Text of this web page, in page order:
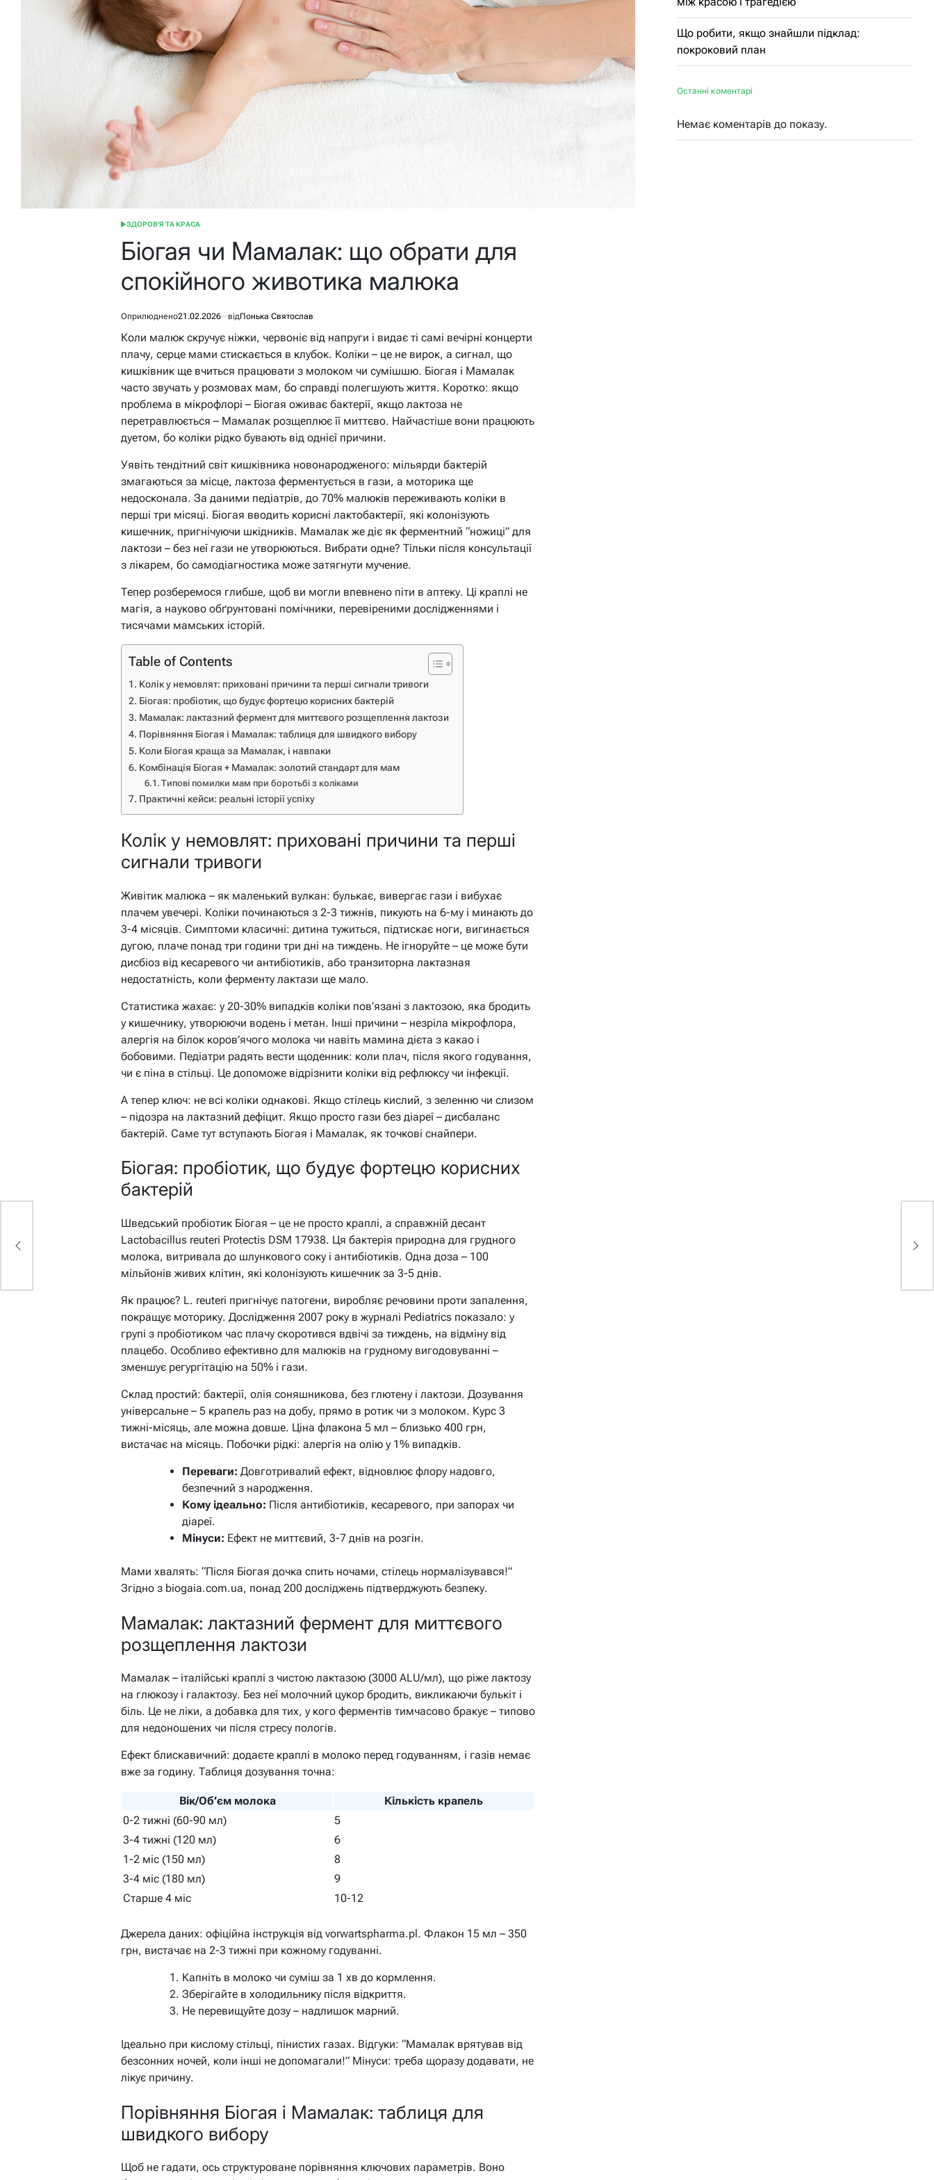
ОПУБЛІКУВАТИ
ЗДОРОВ'Я ТА КРАСА
Біогая чи Мамалак: що обрати для
спокійного животика малюка
Оприлюднено21.02.2026 відПонька Святослав
Коли малюк скручує ніжки, червоніє від напруги і видає ті самі вечірні концерти
плачу, серце мами стискається в клубок. Коліки – це не вирок, а сигнал, що
кишківник ще вчиться працювати з молоком чи сумішшю. Біогая і Мамалак
часто звучать у розмовах мам, бо справді полегшують життя. Коротко: якщо
проблема в мікрофлорі – Біогая оживає бактерії, якщо лактоза не
перетравлюється – Мамалак розщеплює її миттєво. Найчастіше вони працюють
дуетом, бо коліки рідко бувають від однієї причини.
Уявіть тендітний світ кишківника новонародженого: мільярди бактерій
змагаються за місце, лактоза ферментується в гази, а моторика ще
недосконала. За даними педіатрів, до 70% малюків переживають коліки в
перші три місяці. Біогая вводить корисні лактобактерії, які колонізують
кишечник, пригнічуючи шкідників. Мамалак же діє як ферментний “ножиці” для
лактози – без неї гази не утворюються. Вибрати одне? Тільки після консультації
з лікарем, бо самодіагностика може затягнути мучение.
Тепер розберемося глибше, щоб ви могли впевнено піти в аптеку. Ці краплі не
магія, а науково обґрунтовані помічники, перевіреними дослідженнями і
тисячами мамських історій.
Table of Contents
Колік у немовлят: приховані причини та перші сигнали тривоги
Біогая: пробіотик, що будує фортецю корисних бактерій
Мамалак: лактазний фермент для миттєвого розщеплення лактози
Порівняння Біогая і Мамалак: таблиця для швидкого вибору
Коли Біогая краща за Мамалак, і навпаки
Комбінація Біогая + Мамалак: золотий стандарт для мам
Типові помилки мам при боротьбі з коліками
Практичні кейси: реальні історії успіху
Колік у немовлят: приховані причини та перші
сигнали тривоги
Живітик малюка – як маленький вулкан: булькає, вивергає гази і вибухає
плачем увечері. Коліки починаються з 2-3 тижнів, пикують на 6-му і минають до
3-4 місяців. Симптоми класичні: дитина тужиться, підтискає ноги, вигинається
дугою, плаче понад три години три дні на тиждень. Не ігноруйте – це може бути
дисбіоз від кесаревого чи антибіотиків, або транзиторна лактазная
недостатність, коли ферменту лактази ще мало.
Статистика жахає: у 20-30% випадків коліки пов’язані з лактозою, яка бродить
у кишечнику, утворюючи водень і метан. Інші причини – незріла мікрофлора,
алергія на білок коров’ячого молока чи навіть мамина дієта з какао і
бобовими. Педіатри радять вести щоденник: коли плач, після якого годування,
чи є піна в стільці. Це допоможе відрізнити коліки від рефлюксу чи інфекції.
А тепер ключ: не всі коліки однакові. Якщо стілець кислий, з зеленню чи слизом
– підозра на лактазний дефіцит. Якщо просто гази без діареї – дисбаланс
бактерій. Саме тут вступають Біогая і Мамалак, як точкові снайпери.
Біогая: пробіотик, що будує фортецю корисних
бактерій
Шведський пробіотик Біогая – це не просто краплі, а справжній десант
Lactobacillus reuteri Protectis DSM 17938. Ця бактерія природна для грудного
молока, витривала до шлункового соку і антибіотиків. Одна доза – 100
мільйонів живих клітин, які колонізують кишечник за 3-5 днів.
Як працює? L. reuteri пригнічує патогени, виробляє речовини проти запалення,
покращує моторику. Дослідження 2007 року в журналі Pediatrics показало: у
групі з пробіотиком час плачу скоротився вдвічі за тиждень, на відміну від
плацебо. Особливо ефективно для малюків на грудному вигодовуванні –
зменшує регургітацію на 50% і гази.
Склад простий: бактерії, олія соняшникова, без глютену і лактози. Дозування
універсальне – 5 крапель раз на добу, прямо в ротик чи з молоком. Курс 3
тижні-місяць, але можна довше. Ціна флакона 5 мл – близько 400 грн,
вистачає на місяць. Побочки рідкі: алергія на олію у 1% випадків.
Переваги: Довготривалий ефект, відновлює флору надовго,
безпечний з народження.
Кому ідеально: Після антибіотиків, кесаревого, при запорах чи
діареї.
Мінуси: Ефект не миттєвий, 3-7 днів на розгін.
Мами хвалять: “Після Біогая дочка спить ночами, стілець нормалізувався!”
Згідно з biogaia.com.ua, понад 200 досліджень підтверджують безпеку.
Мамалак: лактазний фермент для миттєвого
розщеплення лактози
Мамалак – італійські краплі з чистою лактазою (3000 ALU/мл), що ріже лактозу
на глюкозу і галактозу. Без неї молочний цукор бродить, викликаючи булькіт і
біль. Це не ліки, а добавка для тих, у кого ферментів тимчасово бракує – типово
для недоношених чи після стресу пологів.
Ефект блискавичний: додаєте краплі в молоко перед годуванням, і газів немає
вже за годину. Таблиця дозування точна:
Вік/Об’єм молока
Кількість крапель
0-2 тижні (60-90 мл)
5
3-4 тижні (120 мл)
6
1-2 міс (150 мл)
8
3-4 міс (180 мл)
9
Старше 4 міс
10-12
Джерела даних: офіційна інструкція від vorwartspharma.pl. Флакон 15 мл – 350
грн, вистачає на 2-3 тижні при кожному годуванні.
Капніть в молоко чи суміш за 1 хв до кормлення.
Зберігайте в холодильнику після відкриття.
Не перевищуйте дозу – надлишок марний.
Ідеально при кислому стільці, пінистих газах. Відгуки: “Мамалак врятував від
безсонних ночей, коли інші не допомагали!” Мінуси: треба щоразу додавати, не
лікує причину.
Порівняння Біогая і Мамалак: таблиця для
швидкого вибору
Щоб не гадати, ось структуроване порівняння ключових параметрів. Воно
Що робити, якщо знайшли підклад:
покроковий план
Останні коментарі
Немає коментарів до показу.